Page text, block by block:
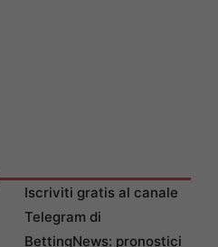
Iscriviti gratis al canale
Telegram di
BettingNews: pronostici